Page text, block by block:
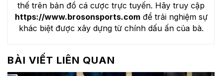
thế trên bản đồ cá cược trực tuyến. Hãy truy cập
https://www.brosonsports.comđể trải nghiệm sự
khác biệt được xây dựng từ chính dấu ấn của bà.
BÀI VIẾT LIÊN QUAN